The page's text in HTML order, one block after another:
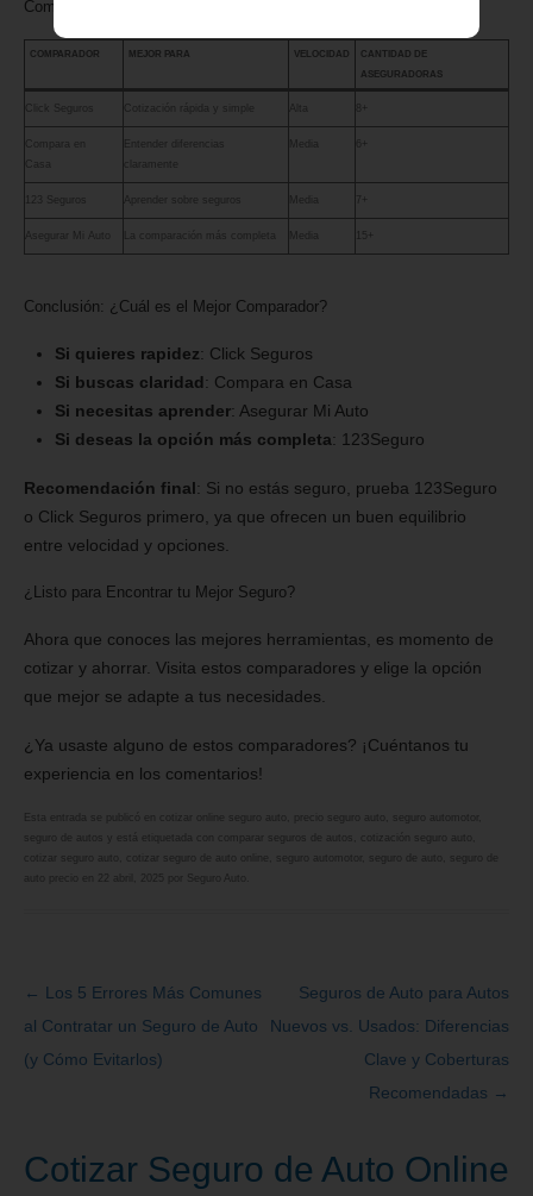
Comparativa Final: ¿Cuál Elegir?
COMPARADOR MEJOR PARA VELOCIDAD
CANTIDAD DE
ASEGURADORAS
Click Seguros Cotización rápida y simple 8+
6+
123 Seguros 7+
15+
Conclusión: ¿Cuál es el Mejor Comparador?
Si quieres rapidez: Click Seguros
Si buscas claridad: Compara en Casa
Si necesitas aprender: Asegurar Mi Auto
Si deseas la opción más completa: 123Seguro
Recomendación final: Si no estás seguro, prueba 123Seguro
o Click Seguros primero, ya que ofrecen un buen equilibrio
entre velocidad y opciones.
¿Listo para Encontrar tu Mejor Seguro?
Ahora que conoces las mejores herramientas, es momento de
cotizar y ahorrar. Visita estos comparadores y elige la opción
que mejor se adapte a tus necesidades.
¿Ya usaste alguno de estos comparadores? ¡Cuéntanos tu
experiencia en los comentarios!
cotizar online seguro auto
cotización seguro auto
cotizar seguro auto
cotizar seguro de auto online
Seguro Auto
Navegación
de
entradas
← Los 5 Errores Más Comunes
al Contratar un Seguro de Auto
(y Cómo Evitarlos)
Seguros de Auto para Autos
Nuevos vs. Usados: Diferencias
Clave y Coberturas
Recomendadas →
Cotizar Seguro de Auto Online